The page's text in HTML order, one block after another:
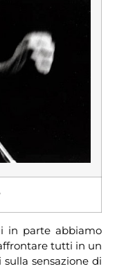
in parte abbiamo
tutti in un
sensazione di